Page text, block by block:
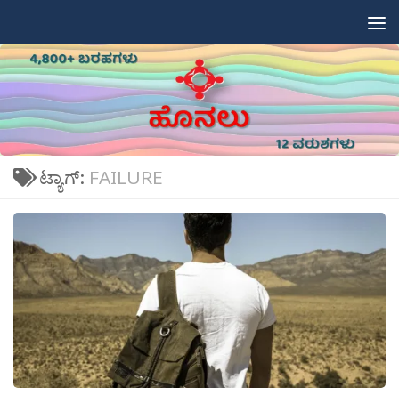
ಟ್ಯಾಗ್: FAILURE